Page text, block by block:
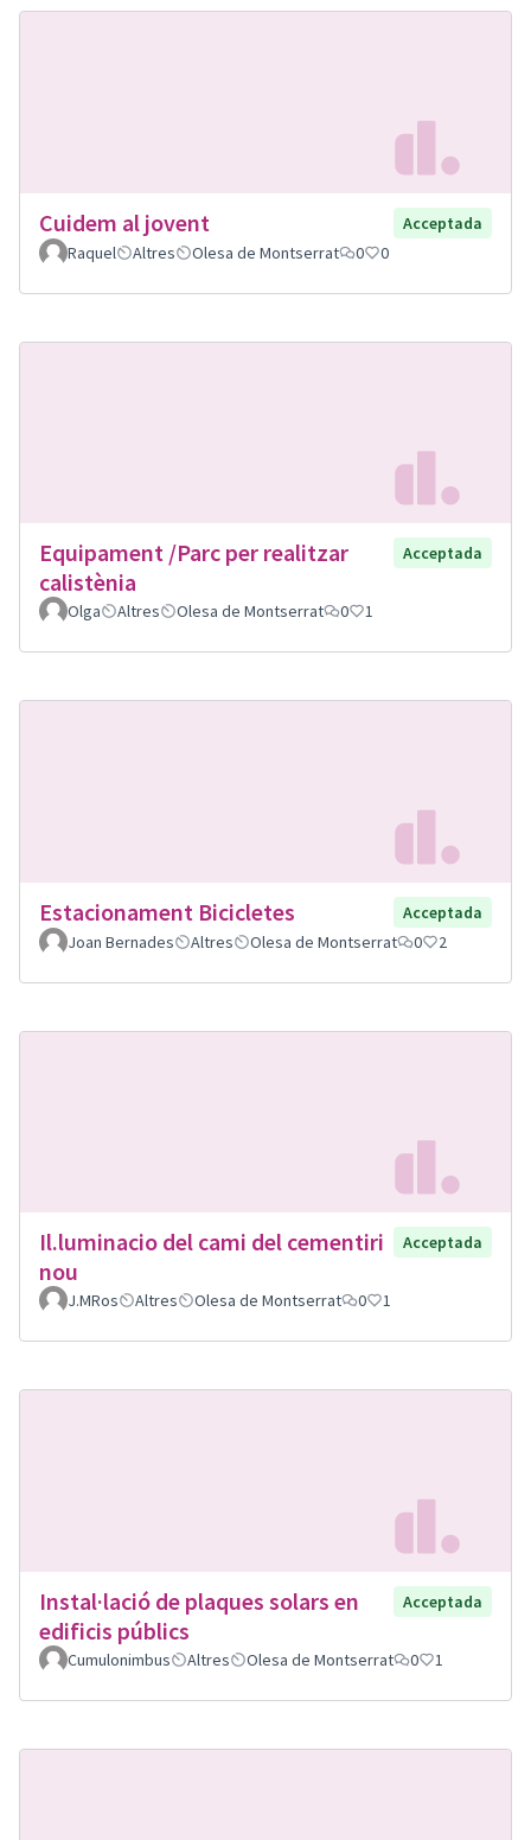
Cuidem al jovent
Acceptada
Raquel
Altres Olesa de Montserrat 0 0
Equipament /Parc per realitzar
calistènia
Acceptada
Olga Altres Olesa de Montserrat 0 1
Estacionament Bicicletes
Acceptada
Joan Bernades
Altres Olesa de Montserrat 0 2
Il.luminacio del cami del cementiri
nou
Acceptada
J.MRos Altres Olesa de Montserrat 0 1
Instal·lació de plaques solars en
edificis públics
Acceptada
Cumulonimbus Altres Olesa de Montserrat 0 1